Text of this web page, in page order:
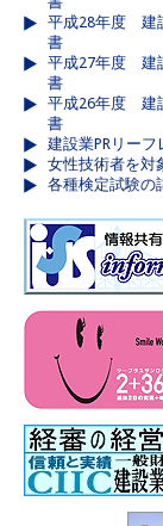
平成28年度 建
書
平成27年度 建
書
平成26年度 建
書
建設業PRリー
女性技術者を対
各種検定試験の